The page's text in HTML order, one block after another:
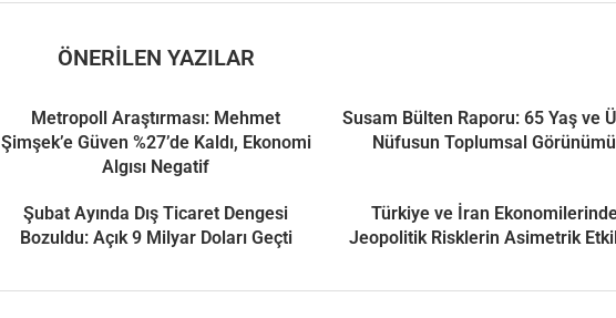
ÖNERILEN YAZILAR
Metropoll Araştırması: Mehmet
Şimşek’e Güven %27’de Kaldı, Ekonomi
Algısı Negatif
Susam Bülten Raporu: 65 Yaş ve
Nüfusun Toplumsal Görünümü
Şubat Ayında Dış Ticaret Dengesi
Bozuldu: Açık 9 Milyar Doları Geçti
Türkiye ve İran
Jeopolitik Risklerin Asimetrik